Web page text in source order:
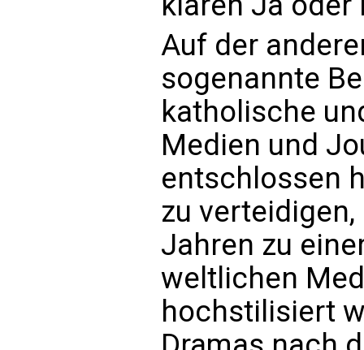
Auf der
sogenannte
katholische
Medien und
entschlossen
zu
Jahren zu
weltlichen
hochstilisiert